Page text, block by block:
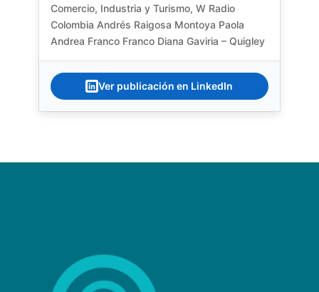
Comercio, Industria y Turismo, W Radio
Colombia Andrés Raigosa Montoya Paola
Andrea Franco Franco Diana Gaviria – Quigley
Ver publicación en LinkedIn